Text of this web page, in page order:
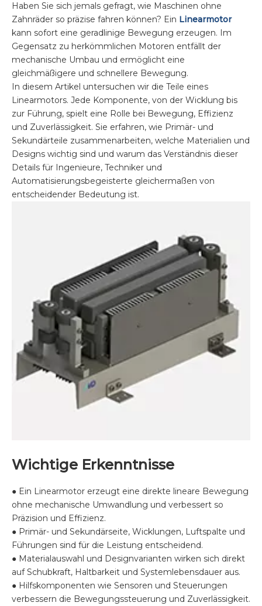
Haben Sie sich jemals gefragt, wie Maschinen ohne
Zahnräder so präzise fahren können? Ein Linearmotor
kann sofort eine geradlinige Bewegung erzeugen. Im
Gegensatz zu herkömmlichen Motoren entfällt der
mechanische Umbau und ermöglicht eine
gleichmäßigere und schnellere Bewegung.
In diesem Artikel untersuchen wir die Teile eines
Linearmotors. Jede Komponente, von der Wicklung bis
zur Führung, spielt eine Rolle bei Bewegung, Effizienz
und Zuverlässigkeit. Sie erfahren, wie Primär- und
Sekundärteile zusammenarbeiten, welche Materialien und
Designs wichtig sind und warum das Verständnis dieser
Details für Ingenieure, Techniker und
Automatisierungsbegeisterte gleichermaßen von
entscheidender Bedeutung ist.
Wichtige Erkenntnisse
● Ein Linearmotor erzeugt eine direkte lineare Bewegung
ohne mechanische Umwandlung und verbessert so
Präzision und Effizienz.
● Primär- und Sekundärseite, Wicklungen, Luftspalte und
Führungen sind für die Leistung entscheidend.
● Materialauswahl und Designvarianten wirken sich direkt
auf Schubkraft, Haltbarkeit und Systemlebensdauer aus.
● Hilfskomponenten wie Sensoren und Steuerungen
verbessern die Bewegungssteuerung und Zuverlässigkeit.